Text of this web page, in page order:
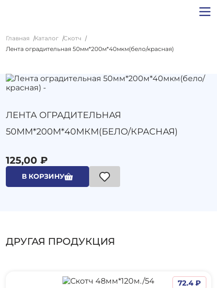
Главная Каталог
Скотч
Лента оградительная 50мм*200м*40мкм(бело/красная)
ЛЕНТА ОГРАДИТЕЛЬНАЯ
50ММ*200М*40МКМ(БЕЛО/КРАСНАЯ)
125,00 ₽
В КОРЗИНУ
ДРУГАЯ ПРОДУКЦИЯ
72.4 ₽